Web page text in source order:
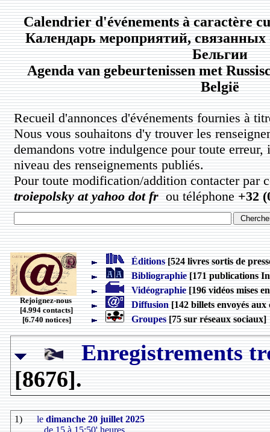
Calendrier d'événements à caractère
Календарь мероприятий, связанных
Бельгии
Agenda van gebeurtenissen met
België
Recueil d'annonces d'événements fournies à
Nous vous souhaitons d'y trouver les
demandons votre indulgence pour toute
niveau des renseignements publiés.
Pour toute modification/addition contacter par
troiepolsky at yahoo dot frou téléphone+32
Rejoignez-nous
[4.994 contacts]
[6.740 notices]
Éditions[524 livres sortis de
Bibliographie[171 publications
Vidéographie[196 vidéos mises
Diffusion[142 billets envoyés aux
Groupes[75 sur réseaux sociaux]
Enregistrements
[8676].
1) ledimanche 20 juillet 2025
de 15 à 15:50' heures